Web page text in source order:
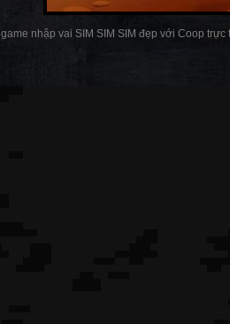
game nhập vai SIM SIM SIM đẹp với Coop trực